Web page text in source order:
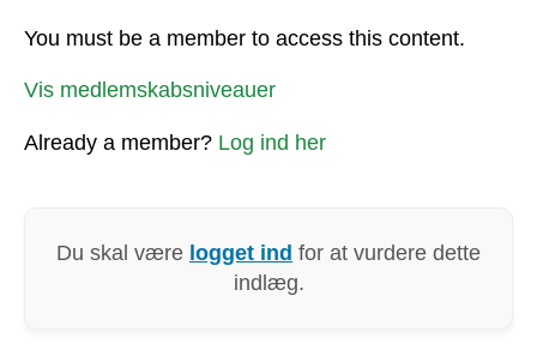
You must be a member to access this content.
Vis medlemskabsniveauer
Already a member? Log ind her
Du skal være logget ind for at vurdere dette
indlæg.